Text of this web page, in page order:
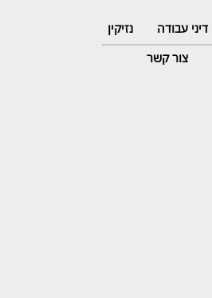
דיני עבודה
נזיקין
צור קשר